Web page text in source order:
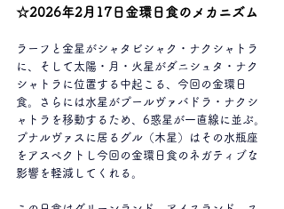
☆2026年2月17日金環日食のメカニズム
ラーフと金星がシャタビシャク・ナクシャトラ
に、そして太陽・月・火星がダニシュタ・ナク
シャトラに位置する中起こる、今回の金環日
食。さらには水星がプールヴァバドラ・ナクシ
ャトラを移動するため、6惑星が一直線に並ぶ。
プナルヴァスに居るグル（木星）はその水瓶座
をアスペクトし今回の金環日食のネガティブな
影響を軽減してくれる。